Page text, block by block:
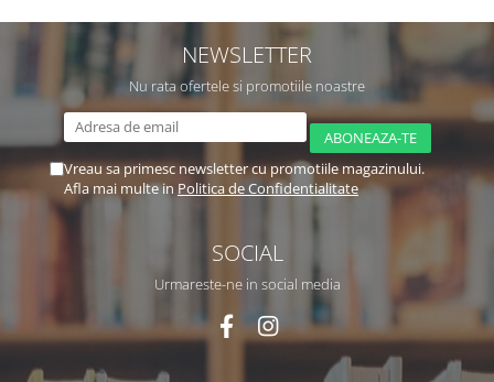
NEWSLETTER
Nu rata ofertele si promotiile noastre
Vreau sa primesc newsletter cu promotiile magazinului.
Afla mai multe in Politica de Confidentialitate
SOCIAL
Urmareste-ne in social media